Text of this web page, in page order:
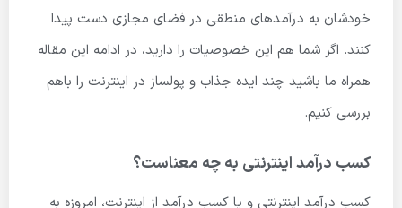
خودشان به درآمدهای منطقی در فضای مجازی دست پیدا
کنند. اگر شما هم این خصوصیات را دارید، در ادامه این مقاله
همراه ما باشید چند ایده جذاب و پولساز در اینترنت را باهم
بررسی کنیم.
کسب درآمد اینترنتی به چه معناست؟
کسب درآمد اینترنتی و یا کسب درآمد از اینترنت، امروزه به